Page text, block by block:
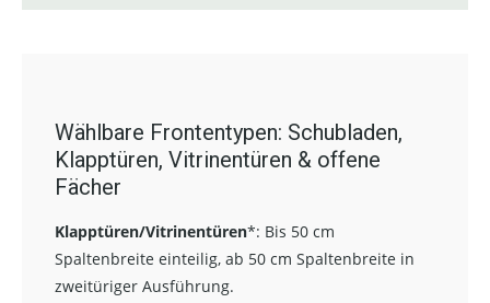
Wählbare Frontentypen: Schubladen,
Klapptüren, Vitrinentüren & offene
Fächer
Klapptüren/Vitrinentüren*: Bis 50 cm
Spaltenbreite einteilig, ab 50 cm Spaltenbreite in
zweitüriger Ausführung.